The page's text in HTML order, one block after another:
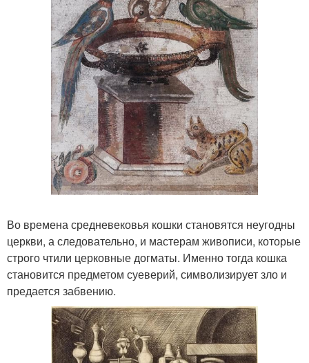
Во времена средневековья кошки становятся неугодны
церкви, а следовательно, и мастерам живописи, которые
строго чтили церковные догматы. Именно тогда кошка
становится предметом суеверий, символизирует зло и
предается забвению.